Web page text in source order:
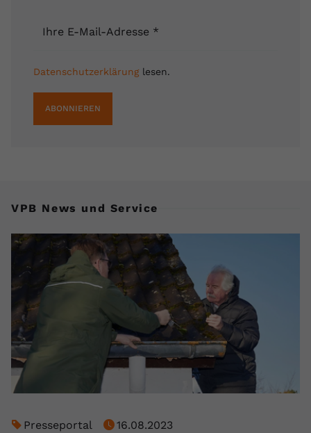
Ihre E-Mail-Adresse *
Datenschutzerklärunglesen.
ABONNIEREN
VPB News und Service
Presseportal
16.08.2023